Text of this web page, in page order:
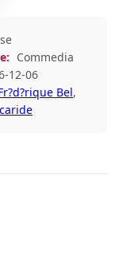
Commedia
12-06
Bel,